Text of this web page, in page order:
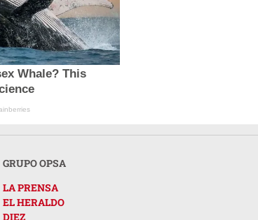
Whale? This
GRUPO OPSA
LA PRENSA
EL HERALDO
DIEZ